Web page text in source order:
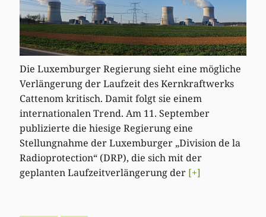
Die Luxemburger Regierung sieht eine mögliche
Verlängerung der Laufzeit des Kernkraftwerks
Cattenom kritisch. Damit folgt sie einem
internationalen Trend. Am 11. September
publizierte die hiesige Regierung eine
Stellungnahme der Luxemburger „Division de la
Radioprotection“ (DRP), die sich mit der
geplanten Laufzeitverlängerung der [+]